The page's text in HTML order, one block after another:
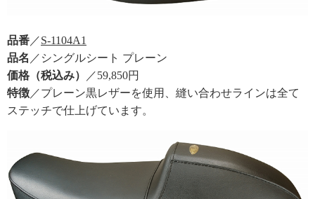
品番 ／S-1104A1
品名 ／シングルシート プレーン
価格（税込み）
／59,850円
特徴 ／プレーン黒レザーを使用、縫い合わせラインは全て
ステッチで仕上げています。